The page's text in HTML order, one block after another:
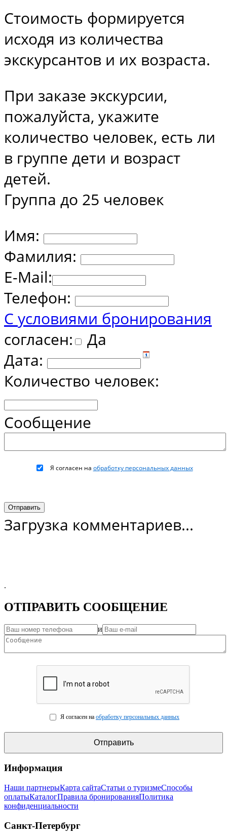
Стоимость формируется
исходя из количества
экскурсантов и их возраста.
При заказе экскурсии,
пожалуйста, укажите
количество человек, есть ли
в группе дети и возраст
детей.
Группа до 25 человек
Имя:
Фамилия:
E-Mail:
Телефон:
С условиями бронирования
согласен:
Да
Дата:
Количество человек:
Сообщение
Я согласен на обработку персональных данных
Загрузка комментариев...
.
ОТПРАВИТЬ СООБЩЕНИЕ
и
Я согласен на обработку персональных данных
Информация
Наши партнерыКарта сайтаСтатьи о туризмеСпособы
оплатыКаталогПравила бронированияПолитика
конфиденциальности
Санкт-Петербург